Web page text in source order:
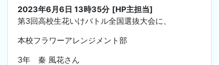
2023年6月6日 13時35分 [HP主担当]
第3回高校生花いけバトル全国選抜大会に、
本校フラワーアレンジメント部
3年 秦 風花さん